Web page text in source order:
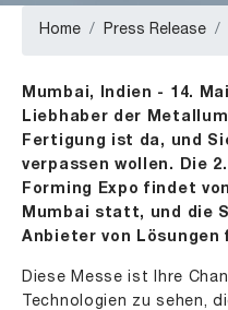
Home Press Release
Mumbai, Indien - 14.
Liebhaber der
Fertigung ist da, und
verpassen wollen. Die
Forming Expo findet
Mumbai statt, und die
Anbieter von
Diese Messe ist Ihre
Technologien zu sehen,